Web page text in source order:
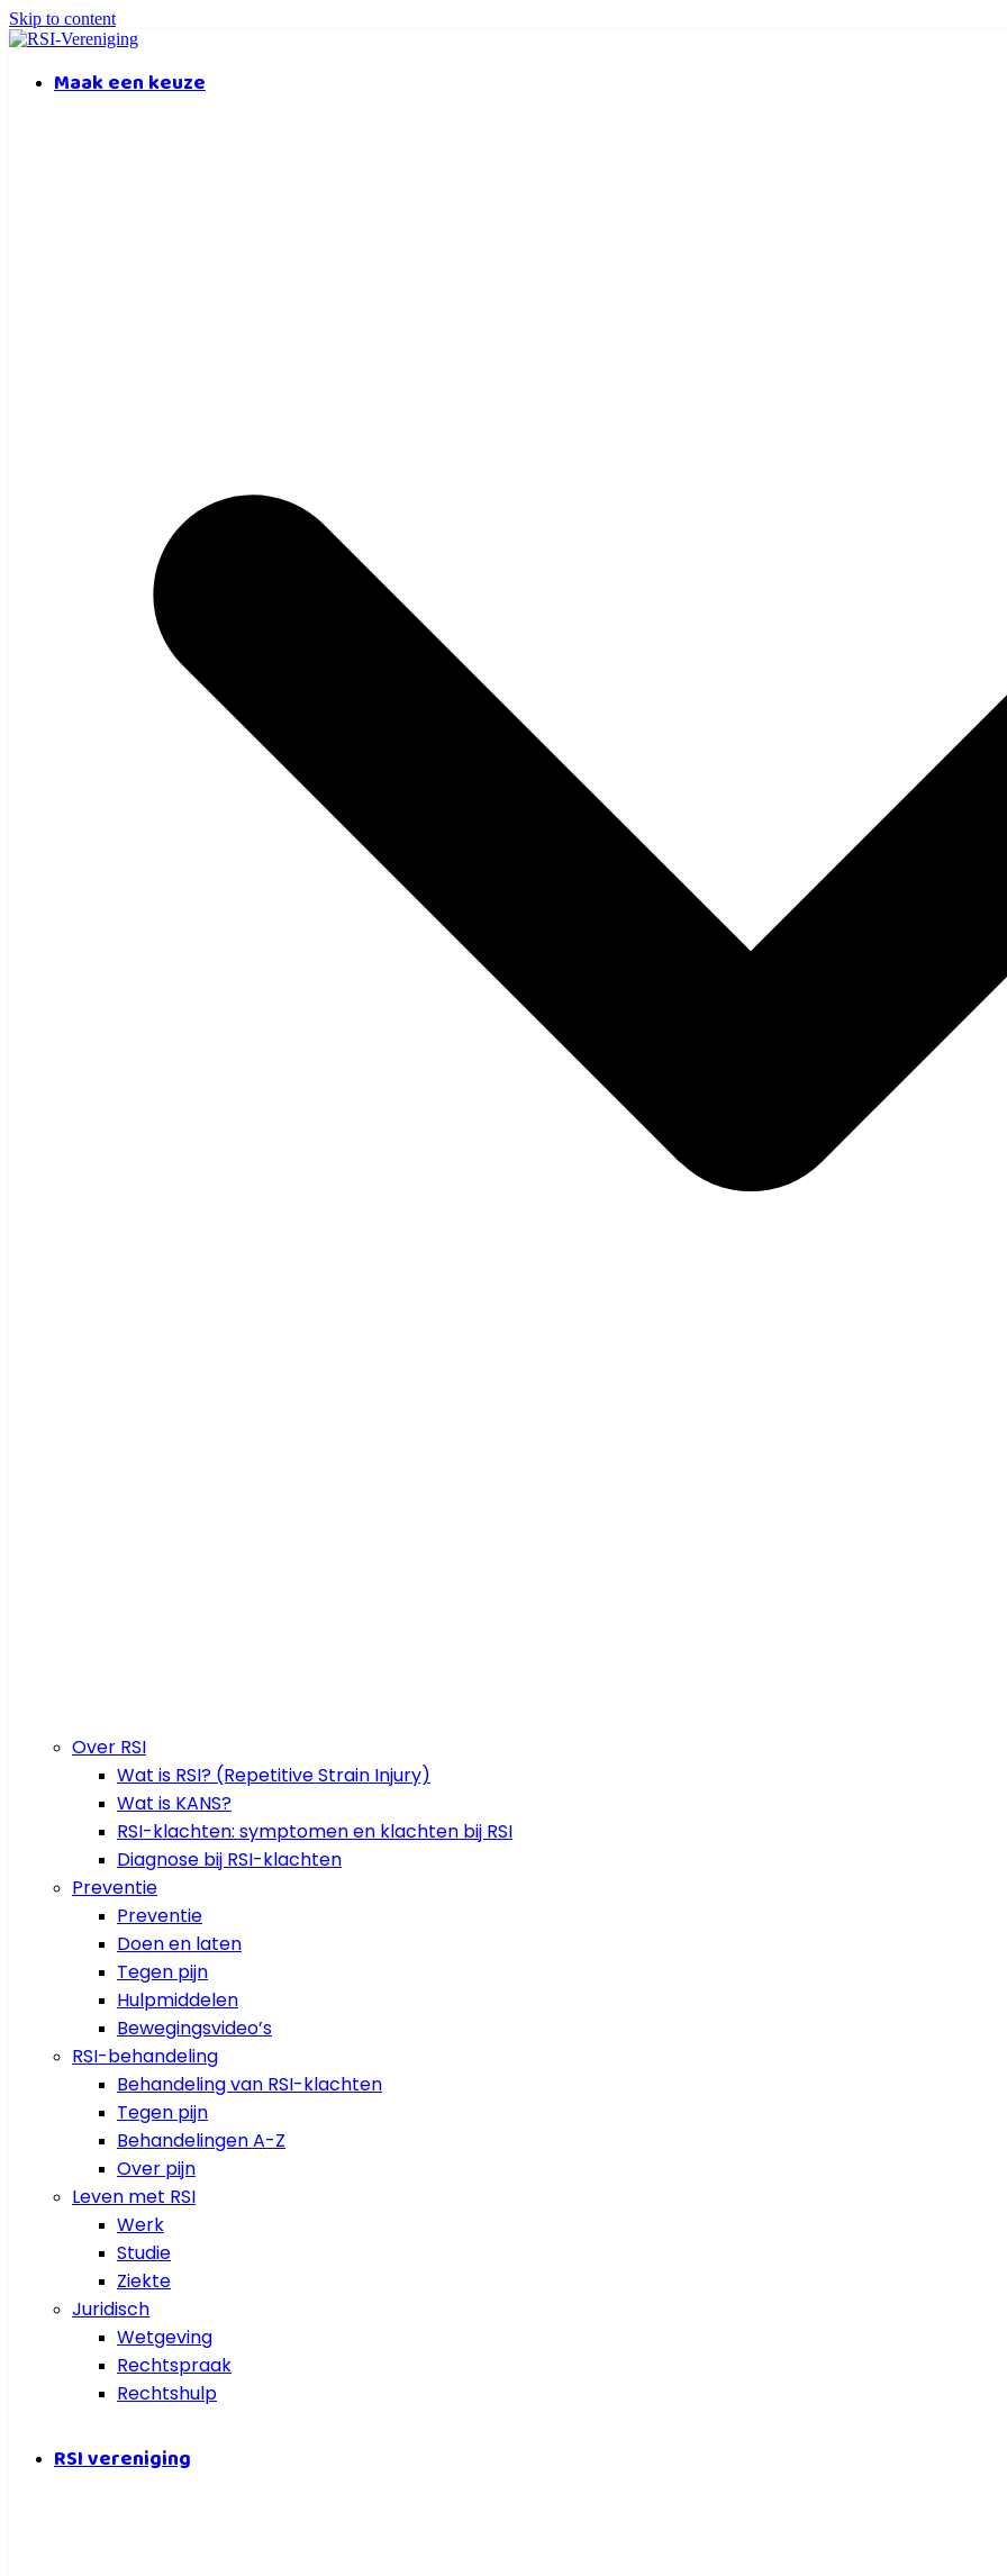
Skip to content
Maak een keuze
Over RSI
Wat is RSI? (Repetitive Strain Injury)
Wat is KANS?
RSI-klachten: symptomen en klachten bij RSI
Diagnose bij RSI-klachten
Preventie
Preventie
Doen en laten
Tegen pijn
Hulpmiddelen
Bewegingsvideo’s
RSI-behandeling
Behandeling van RSI-klachten
Tegen pijn
Behandelingen A-Z
Over pijn
Leven met RSI
Werk
Studie
Ziekte
Juridisch
Wetgeving
Rechtspraak
Rechtshulp
RSI vereniging